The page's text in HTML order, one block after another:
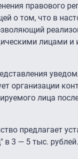
правового
о том, что в
лицами
организации
лица
предлагает
в 3 — 5 тыс.